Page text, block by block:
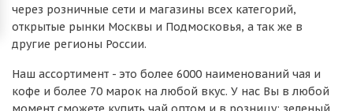
через розничные сети и магазины всех категорий,
открытые рынки Москвы и Подмосковья, а так же в
другие регионы России.
Наш ассортимент - это более 6000 наименований чая и
кофе и более 70 марок на любой вкус. У нас Вы в любой